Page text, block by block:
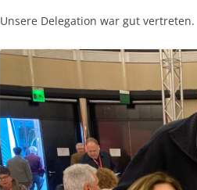
Unsere Delegation war gut vertreten.